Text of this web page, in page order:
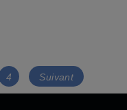
Page
4 Suivant